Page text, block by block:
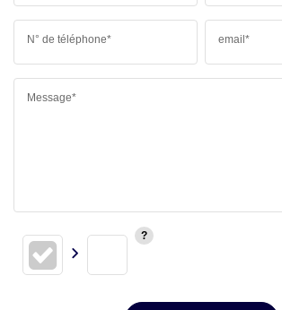
N° de téléphone* email*
Message*